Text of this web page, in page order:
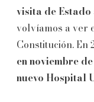
visita de Estado
volvíamos a ver
Constitución. En
en noviembre
nuevo Hospital